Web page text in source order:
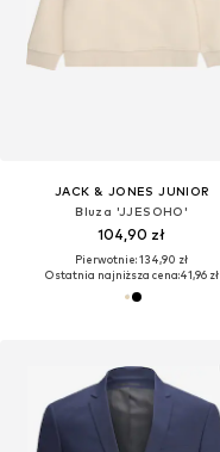
JACK & JONES JUNIOR
Bluza 'JJESOHO'
104,90 zł
Pierwotnie: 134,90 zł
Ostatnia najniższa cena:41,96 zł